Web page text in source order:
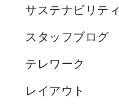
サステナビリティ
スタッフブログ
テレワーク
レイアウト